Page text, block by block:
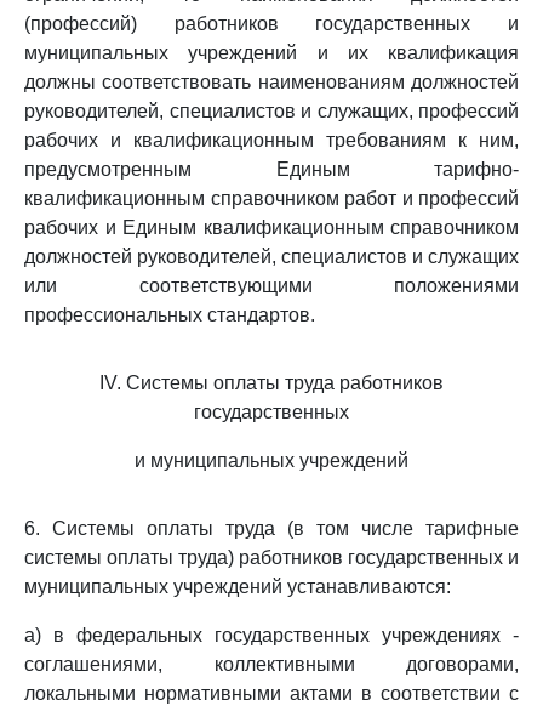
(профессий) работников государственных и
муниципальных учреждений и их квалификация
должны соответствовать наименованиям должностей
руководителей, специалистов и служащих, профессий
рабочих и квалификационным требованиям к ним,
предусмотренным Единым тарифно-
квалификационным справочником работ и профессий
рабочих и Единым квалификационным справочником
должностей руководителей, специалистов и служащих
или соответствующими положениями
профессиональных стандартов.
IV. Системы оплаты труда работников
государственных
и муниципальных учреждений
6. Системы оплаты труда (в том числе тарифные
системы оплаты труда) работников государственных и
муниципальных учреждений устанавливаются:
а) в федеральных государственных учреждениях -
соглашениями, коллективными договорами,
локальными нормативными актами в соответствии с